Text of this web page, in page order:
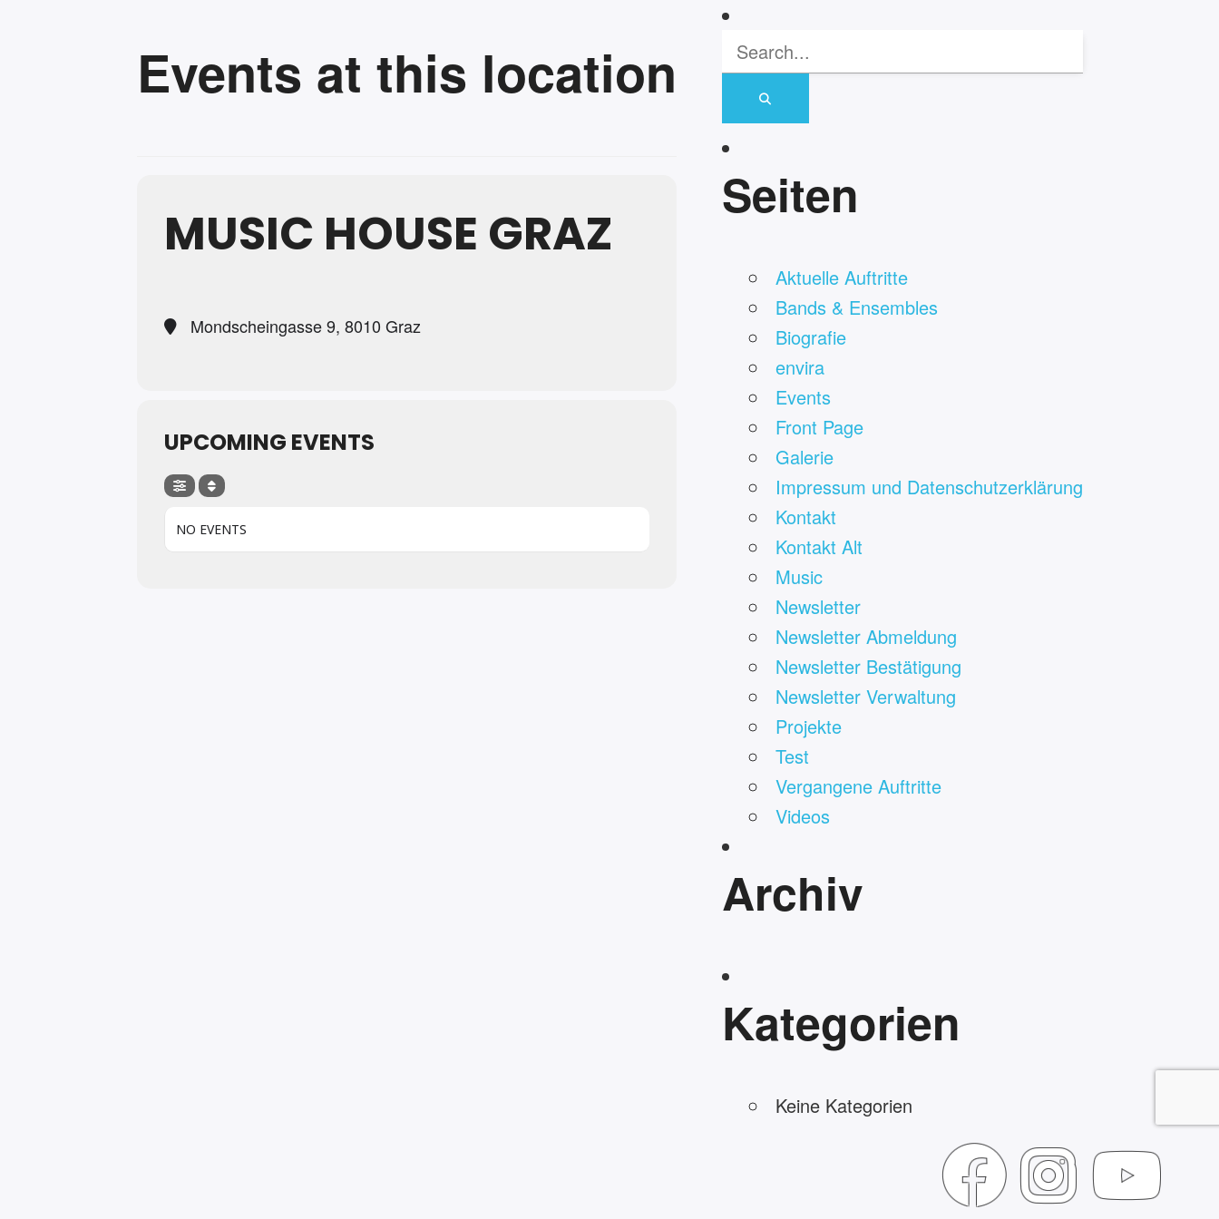
Events at this location
MUSIC HOUSE GRAZ
Mondscheingasse 9, 8010 Graz
UPCOMING EVENTS
NO EVENTS
Seiten
Aktuelle Auftritte
Bands & Ensembles
Biografie
envira
Events
Front Page
Galerie
Impressum und Datenschutzerklärung
Kontakt
Kontakt Alt
Music
Newsletter
Newsletter Abmeldung
Newsletter Bestätigung
Newsletter Verwaltung
Projekte
Test
Vergangene Auftritte
Videos
Archiv
Kategorien
Keine Kategorien